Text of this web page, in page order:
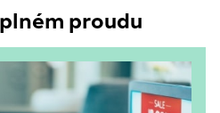
proudu